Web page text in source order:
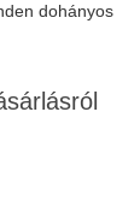
dohányos